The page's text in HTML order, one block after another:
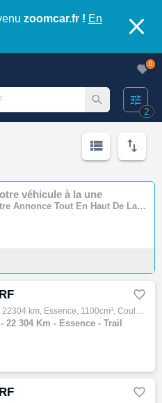
zoomcar.fr ! En
2
0
véhicule à la une
Afficher Votre Annonce Tout En Haut De La Page

Crf, 06/2020, 22304 km, Essence, 1100cm³, Couleur noir, 11790 € Equipements : Assurance sur place, Financement possible, Livraison possible…
22 304 Km - Essence - Trail
